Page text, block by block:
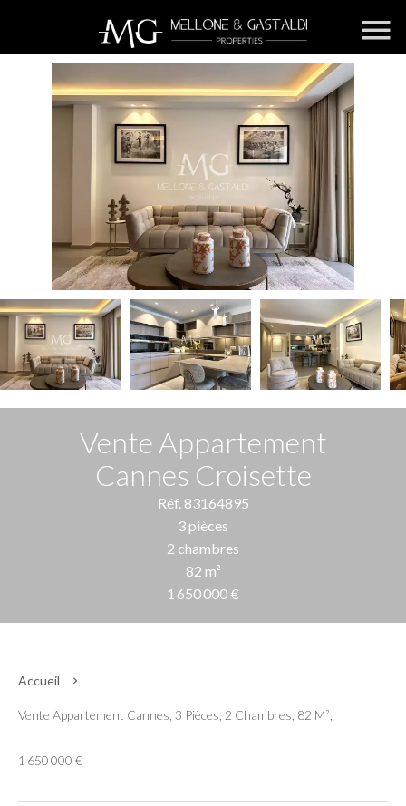
Vente Appartement
Cannes Croisette
Réf. 83164895
3 pièces
2 chambres
82 m²
1 650 000 €
Accueil
Vente Appartement Cannes, 3 Pièces, 2 Chambres, 82 M²,
1 650 000 €